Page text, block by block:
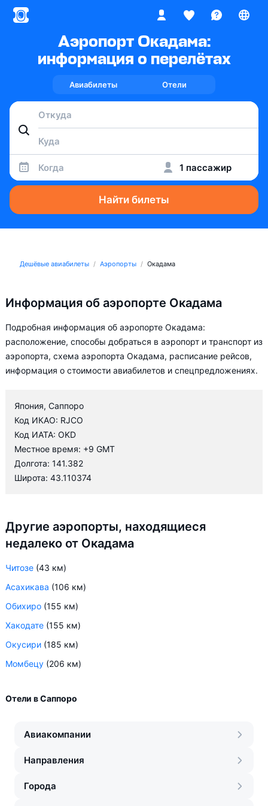
Аэропорт Окадама:
информация о перелётах
Авиабилеты Отели
Когда 1 пассажир
Найти билеты
Дешёвые авиабилеты Аэропорты Окадама
Информация об аэропорте Окадама
Подробная информация об аэропорте Окадама:
расположение, способы добраться в аэропорт и транспорт из
аэропорта, схема аэропорта Окадама, расписание рейсов,
информация о стоимости авиабилетов и спецпредложениях.
Япония, Саппоро
Код ИКАО: RJCO
Код ИАТА: OKD
Местное время: +9 GMT
Долгота: 141.382
Широта: 43.110374
Другие аэропорты, находящиеся
недалеко от Окадама
Читозе (43 км)
Асахикава (106 км)
Обихиро (155 км)
Хакодате (155 км)
Окусири (185 км)
Момбецу (206 км)
Отели в Саппоро
Авиакомпании
Направления
Города